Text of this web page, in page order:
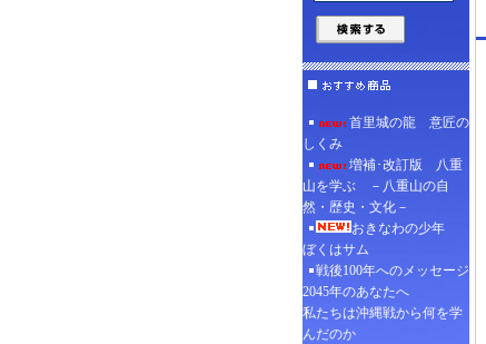
首里城の龍 意匠の
しくみ
増補･改訂版 八重
山を学ぶ －八重山の自
然・歴史・文化－
おきなわの少年
ぼくはサム
戦後100年へのメッセージ
2045年のあなたへ
私たちは沖縄戦から何を学
んだのか